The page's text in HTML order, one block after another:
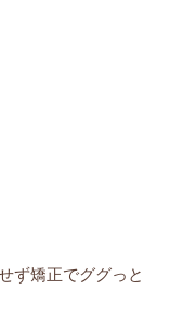
ず矯正でググっと